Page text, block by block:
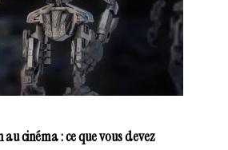
cinéma : ce que vous devez